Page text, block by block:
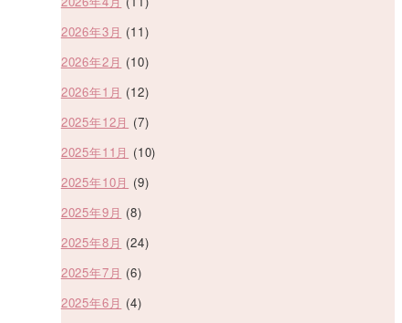
2026年3月 (11)
2026年2月 (10)
2026年1月 (12)
2025年12月 (7)
2025年11月 (10)
2025年10月 (9)
2025年9月 (8)
2025年8月 (24)
2025年7月 (6)
2025年6月 (4)